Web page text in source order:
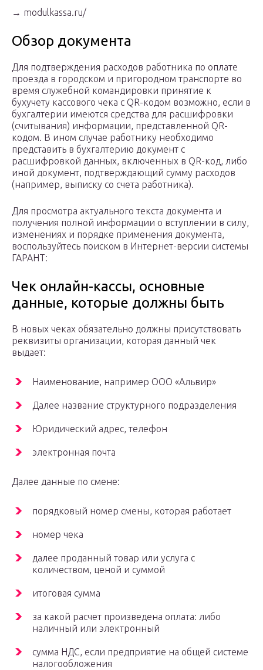
→ modulkassa.ru/
Обзор документа
Для подтверждения расходов работника по оплате
проезда в городском и пригородном транспорте во
время служебной командировки принятие к
бухучету кассового чека с QR-кодом возможно, если в
бухгалтерии имеются средства для расшифровки
(считывания) информации, представленной QR-
кодом. В ином случае работнику необходимо
представить в бухгалтерию документ с
расшифровкой данных, включенных в QR-код, либо
иной документ, подтверждающий сумму расходов
(например, выписку со счета работника).
Для просмотра актуального текста документа и
получения полной информации о вступлении в силу,
изменениях и порядке применения документа,
воспользуйтесь поиском в Интернет-версии системы
ГАРАНТ:
Чек онлайн-кассы, основные
данные, которые должны быть
В новых чеках обязательно должны присутствовать
реквизиты организации, которая данный чек
выдает:
Наименование, например ООО «Альвир»
Далее название структурного подразделения
Юридический адрес, телефон
электронная почта
Далее данные по смене:
порядковый номер смены, которая работает
номер чека
далее проданный товар или услуга с
количеством, ценой и суммой
итоговая сумма
за какой расчет произведена оплата: либо
наличный или электронный
сумма НДС, если предприятие на общей системе
налогообложения